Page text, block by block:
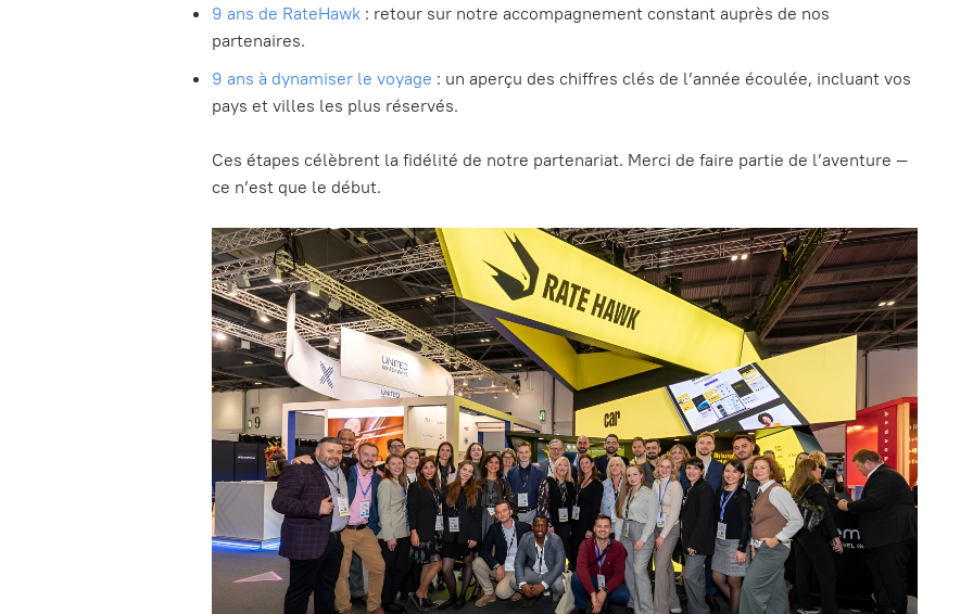
9 ans de RateHawk : retour sur notre accompagnement constant auprès de nos
partenaires.
9 ans à dynamiser le voyage : un aperçu des chiffres clés de l’année écoulée, incluant vos
pays et villes les plus réservés.
Ces étapes célèbrent la fidélité de notre partenariat. Merci de faire partie de l’aventure —
ce n’est que le début.